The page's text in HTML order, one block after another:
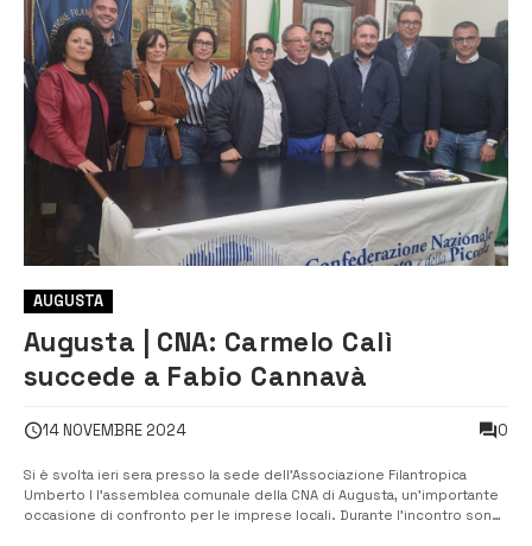
AUGUSTA
Augusta | CNA: Carmelo Calì
succede a Fabio Cannavà
14 NOVEMBRE 2024 0
Si è svolta ieri sera presso la sede dell’Associazione Filantropica
Umberto I l’assemblea comunale della CNA di Augusta, un’importante
occasione di confronto per le imprese locali. Durante l’incontro sono